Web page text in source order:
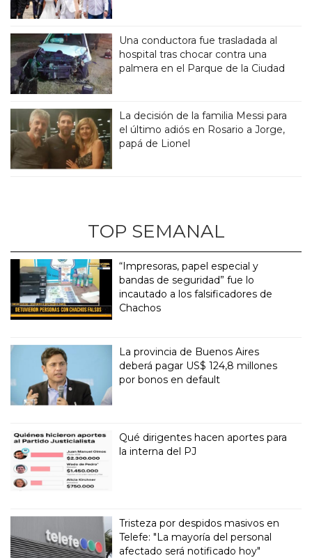
Una conductora fue trasladada al
hospital tras chocar contra una
palmera en el Parque de la Ciudad
La decisión de la familia Messi para
el último adiós en Rosario a Jorge,
papá de Lionel
TOP SEMANAL
“Impresoras, papel especial y
bandas de seguridad” fue lo
incautado a los falsificadores de
Chachos
La provincia de Buenos Aires
deberá pagar US$ 124,8 millones
por bonos en default
Qué dirigentes hacen aportes para
la interna del PJ
Tristeza por despidos masivos en
Telefe: "La mayoría del personal
afectado será notificado hoy"